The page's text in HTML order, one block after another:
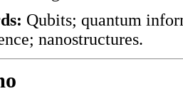
Qubits; quantum
nanostructures.